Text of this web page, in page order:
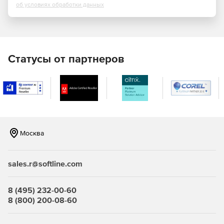
антивирусного ПО, соблюдение комплексных политик
антивирусной защиты, о статусе защиты и о
статистике вирусных инцидентов.
Управление съемными носителями. Администраторы
приложений на компьютерах сотрудников.
и оповещения. eScan автоматически запрещает
инцидентах. Такие события, как запуск определенных
приложений, USB/Flash-устройств и открытие
об условиях обработки данных
Статусы от партнеров
Москва
sales.r@softline.com
8 (495) 232-00-60
8 (800) 200-08-60